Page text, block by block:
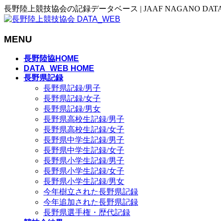
長野陸上競技協会の記録データベース | JAAF NAGANO
MENU
長野陸協HOME
DATA_WEB HOME
長野県記録
長野県記録/男子
長野県記録/女子
長野県記録/男女
長野県高校生記録/男子
長野県高校生記録/女子
長野県中学生記録/男子
長野県中学生記録/女子
長野県小学生記録/男子
長野県小学生記録/女子
長野県小学生記録/男女
今年樹立された長野県記録
今年追加された長野県記録
長野県選手権・歴代記録